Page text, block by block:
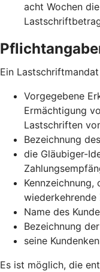
acht Wochen
Ein
Vorgegebene
Ermächtigung
Lastschriften
Bezeichnung
die Gläubiger-
Kennzeichnung,
wiederkehrende
Name des
Bezeichnung
seine
Es ist möglich, die